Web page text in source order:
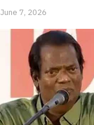
June 7, 2026